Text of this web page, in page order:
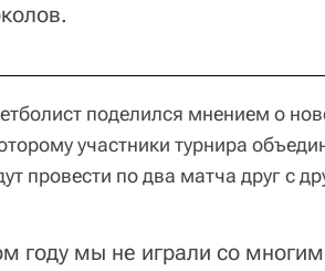
поделился мнением о
участники турнира
провести по два матча друг с
году мы не играли со